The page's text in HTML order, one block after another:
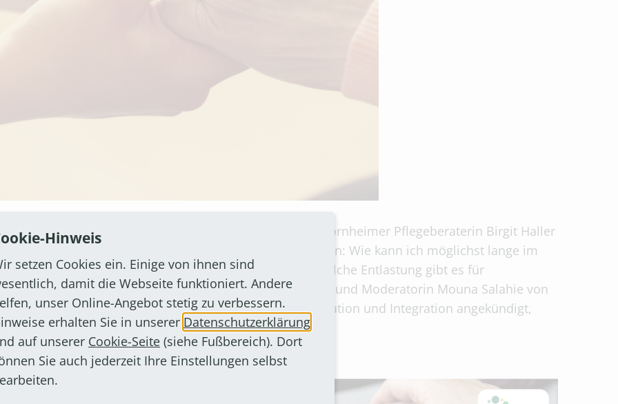
und Migranten sowie deren Angehörige. Die Bornheimer Pflegeberaterin Birgit Haller
Bei ihrem Vortrag geht es unter anderem um die Fragen: Wie kann ich möglichst lange im
gibt es, wenn im Alter nicht mehr alles alleine geht? Welche Entlastung gibt es für
Unterstützung? Der Vortrag wird von Mitorganisatorin und Moderatorin Mouna Salahie von
und soll so, wie bereits bei der Werkstatt für Migration und Integration angekündigt,
Hinweis
setzen Cookies ein. Einige von ihnen sind
damit die Webseite funktioniert. Andere
unser Online-Angebot stetig zu verbessern.
erhalten Sie in unserer Datenschutzerklärung
auf unserer Cookie-Seite (siehe Fußbereich). Dort
Sie auch jederzeit Ihre Einstellungen selbst